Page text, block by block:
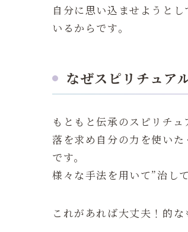
自分に思い込ませようと
いるからです。
なぜスピリチュア
もともと伝承のスピリチ
落を求め自分の力を使い
です。
様々な手法を用いて”治し
これがあれば大丈夫！的な